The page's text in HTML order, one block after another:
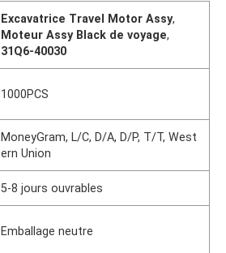
Excavatrice Travel Motor Assy,
Moteur Assy Black de voyage,
31Q6-40030
1000PCS
MoneyGram, L/C, D/A, D/P, T/T, West
ern Union
5-8 jours ouvrables
Emballage neutre